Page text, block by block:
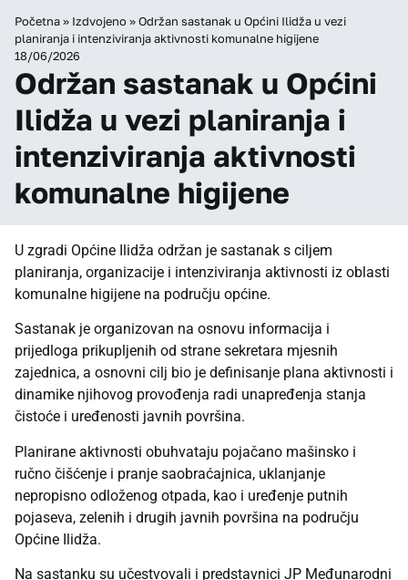
Početna» Izdvojeno »Održan sastanak u Općini Ilidža u vezi
planiranja i intenziviranja aktivnosti komunalne higijene
18/06/2026
Održan sastanak u Općini
Ilidža u vezi planiranja i
intenziviranja aktivnosti
komunalne higijene
U zgradi Općine Ilidža održan je sastanak s ciljem
planiranja, organizacije i intenziviranja aktivnosti iz oblasti
komunalne higijene na području općine.
Sastanak je organizovan na osnovu informacija i
prijedloga prikupljenih od strane sekretara mjesnih
zajednica, a osnovni cilj bio je definisanje plana aktivnosti i
dinamike njihovog provođenja radi unapređenja stanja
čistoće i uređenosti javnih površina.
Planirane aktivnosti obuhvataju pojačano mašinsko i
ručno čišćenje i pranje saobraćajnica, uklanjanje
nepropisno odloženog otpada, kao i uređenje putnih
pojaseva, zelenih i drugih javnih površina na području
Općine Ilidža.
Na sastanku su učestvovali i predstavnici JP Međunarodni